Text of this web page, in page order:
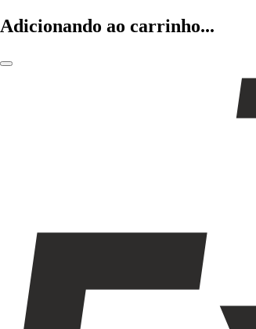
Adicionando ao carrinho...